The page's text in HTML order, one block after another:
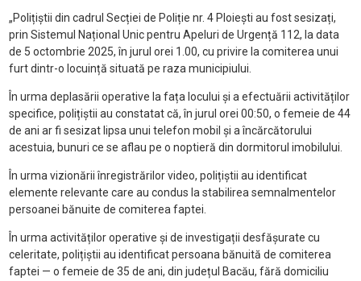
„Polițiștii din cadrul Secției de Poliție nr. 4 Ploiești au fost sesizați,
prin Sistemul Național Unic pentru Apeluri de Urgență 112, la data
de 5 octombrie 2025, în jurul orei 1.00, cu privire la comiterea unui
furt dintr-o locuință situată pe raza municipiului.
În urma deplasării operative la fața locului și a efectuării activităților
specifice, polițiștii au constatat că, în jurul orei 00:50, o femeie de 44
de ani ar fi sesizat lipsa unui telefon mobil și a încărcătorului
acestuia, bunuri ce se aflau pe o noptieră din dormitorul imobilului.
În urma vizionării înregistrărilor video, polițiștii au identificat
elemente relevante care au condus la stabilirea semnalmentelor
persoanei bănuite de comiterea faptei.
În urma activităților operative și de investigații desfășurate cu
celeritate, polițiștii au identificat persoana bănuită de comiterea
faptei — o femeie de 35 de ani, din județul Bacău, fără domiciliu